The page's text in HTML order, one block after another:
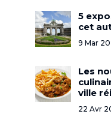
5
cet
9 Mar
Les
ville
22 Avr